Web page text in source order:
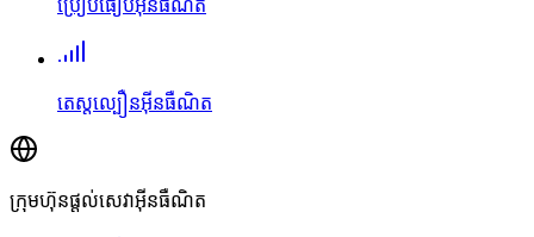
ប្រៀបធៀបអ៊ីនធឺណិត
តេស្តល្បឿនអ៊ីនធឺណិត
ក្រុមហ៊ុនផ្តល់សេវាអ៊ីនធឺណិត